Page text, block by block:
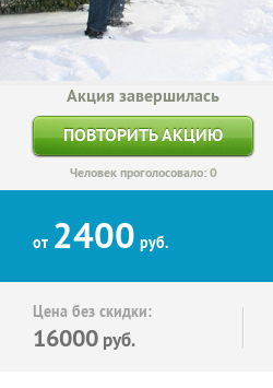
Акция завершилась
ПОВТОРИТЬ АКЦИЮ
Человек проголосовало: 0
от 2400 руб.
Цена без скидки:
16000 руб.